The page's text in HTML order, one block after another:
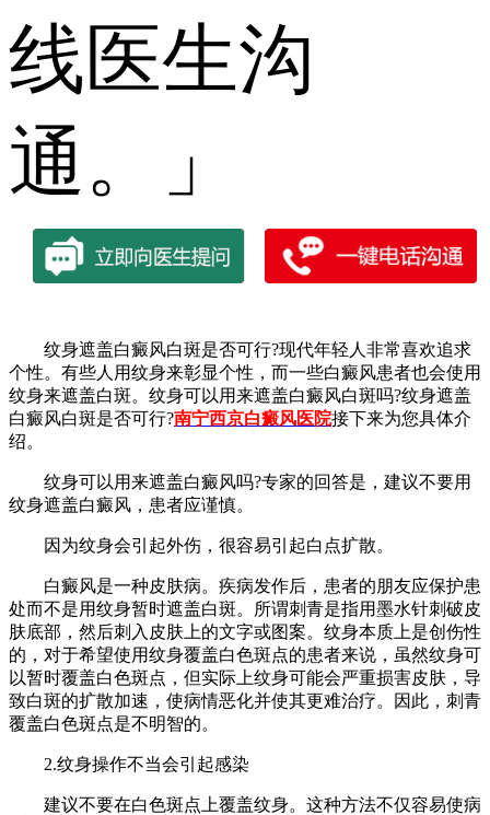
线医生沟
通。」
纹身遮盖白癜风白斑是否可行?现代年轻人非常喜欢追求
个性。有些人用纹身来彰显个性，而一些白癜风患者也会使用
纹身来遮盖白斑。纹身可以用来遮盖白癜风白斑吗?纹身遮盖
白癜风白斑是否可行?南宁西京白癜风医院接下来为您具体介
绍。
纹身可以用来遮盖白癜风吗?专家的回答是，建议不要用
纹身遮盖白癜风，患者应谨慎。
因为纹身会引起外伤，很容易引起白点扩散。
白癜风是一种皮肤病。疾病发作后，患者的朋友应保护患
处而不是用纹身暂时遮盖白斑。所谓刺青是指用墨水针刺破皮
肤底部，然后刺入皮肤上的文字或图案。纹身本质上是创伤性
的，对于希望使用纹身覆盖白色斑点的患者来说，虽然纹身可
以暂时覆盖白色斑点，但实际上纹身可能会严重损害皮肤，导
致白斑的扩散加速，使病情恶化并使其更难治疗。因此，刺青
覆盖白色斑点是不明智的。
2.纹身操作不当会引起感染
建议不要在白色斑点上覆盖纹身。这种方法不仅容易使病